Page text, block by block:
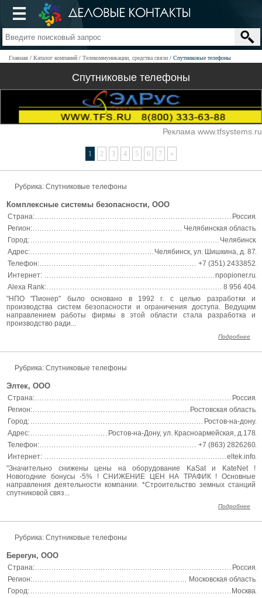
Главная Каталог компаний Телекоммуникации, средства связи Спутниковые телефоны
Спутниковые телефоны
Реклама www.tfsystems.ru
1 2 3 4 5 6 7 »
Рубрика: Спутниковые телефоны
Комплексные системы безопасности, ООО
Страна:
Россия
Регион:
Челябинская область
Город:
Челябинск
Адрес:
Челябинск, ул. Шишкина, д. 87
Телефон:
+7 (351) 2433852
Интернет:
npopioner.ru
Alexa Rank:
8 956 404
"НПО "Пионер" было основано в 1992 г. с целью разработки и
производства систем безопасности и ограничения доступа. Ведущим
направлением работы фирмы в этой области стала разработка и
производство ради...
Подробнее
Рубрика: Спутниковые телефоны
Элтек, ООО
Страна:
Россия
Регион:
Ростовская область
Город:
Ростов-на-дону
Адрес:
Ростов-на-Дону, ул. Красноармейская, д.178
Телефон:
+7 (863) 2826260
Интернет:
eltek.info
"Значительно снижены цены на оборудование KaSat и KateNet !
Новогодние бонусы -5% ! СНИЖЕНИЕ ЦЕН НА ТРАФИК ! Основные
направления деятельности компании. *Строительство земных станций
спутниковой связ...
Подробнее
Рубрика: Спутниковые телефоны
Берегун, ООО
Страна:
Россия
Регион:
Московская область
Город:
Москва